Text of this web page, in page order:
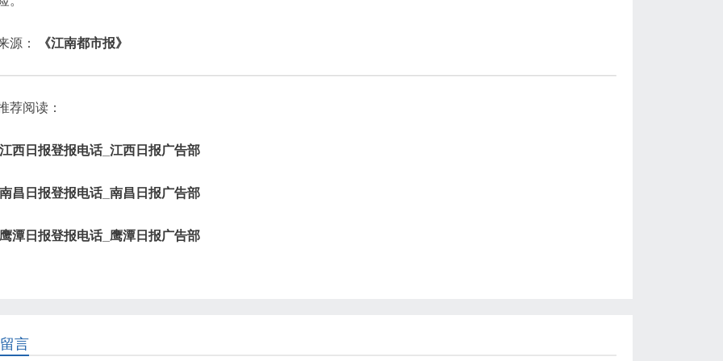
源： 《江南都市报》
荐阅读：
江西日报登报电话_江西日报广告部
南昌日报登报电话_南昌日报广告部
鹰潭日报登报电话_鹰潭日报广告部
言